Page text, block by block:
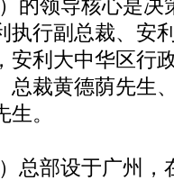
的领导核心是决
执行副总裁、 安
安利大中华区行
总裁黄德荫先生
生。
总部设于广州，